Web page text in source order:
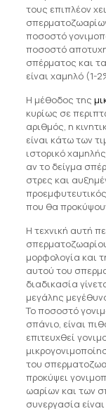
τους επιπλέον
ποσοστό
ποσοστό
σπέρματος και
είναι χαμηλό (1-
Η μέθοδος της
κυρίως σε
αριθμός, η
είναι κάτω των
ιστορικό
αν το δείγμα
στρες και
που θα
Η τεχνική αυτή
μορφολογία και
αυτού του
διαδικασία
μεγάλης
Το ποσοστό
σπάνιο, είναι
επιτευχθεί
του
προκύψει
ωαρίων και των
συνεργασία